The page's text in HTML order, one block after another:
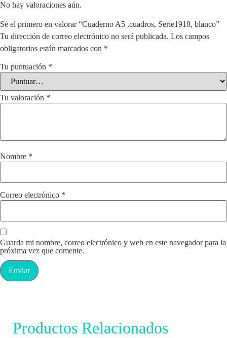
No hay valoraciones aún.
Sé el primero en valorar “Cuaderno A5 ,cuadros, Serie1918, blanco”
Tu dirección de correo electrónico no será publicada. Los campos
obligatorios están marcados con *
Tu puntuación *
Tu valoración *
Nombre *
Correo electrónico *
Guarda mi nombre, correo electrónico y web en este navegador para la
próxima vez que comente.
Productos Relacionados